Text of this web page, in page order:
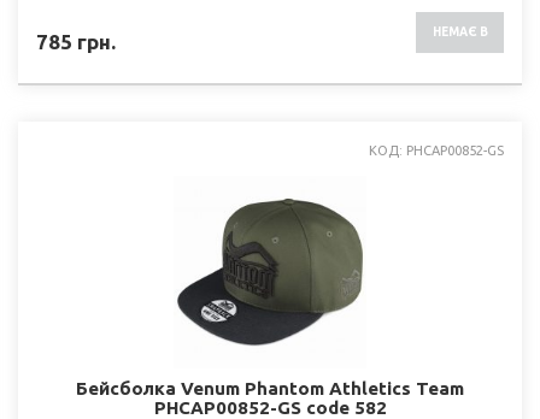
785 грн. НЕМАЄ В
КОД: PHCAP00852-GS
Бейсболка Venum Phantom Athletics Team
PHCAP00852-GS code 582